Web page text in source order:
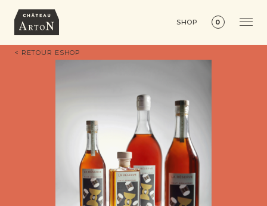
SHOP 0
< RETOUR ESHOP